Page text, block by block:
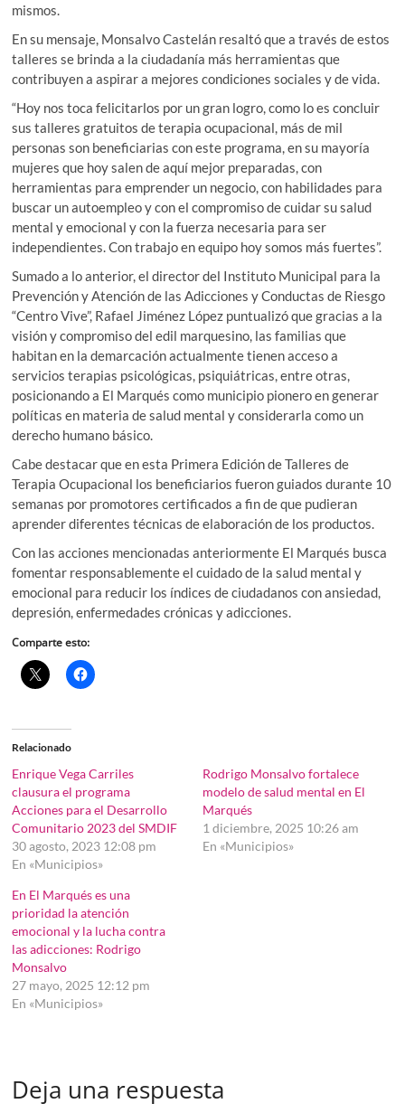
mismos.
En su mensaje, Monsalvo Castelán resaltó que a través de estos
talleres se brinda a la ciudadanía más herramientas que
contribuyen a aspirar a mejores condiciones sociales y de vida.
“Hoy nos toca felicitarlos por un gran logro, como lo es concluir
sus talleres gratuitos de terapia ocupacional, más de mil
personas son beneficiarias con este programa, en su mayoría
mujeres que hoy salen de aquí mejor preparadas, con
herramientas para emprender un negocio, con habilidades para
buscar un autoempleo y con el compromiso de cuidar su salud
mental y emocional y con la fuerza necesaria para ser
independientes. Con trabajo en equipo hoy somos más fuertes”.
Sumado a lo anterior, el director del Instituto Municipal para la
Prevención y Atención de las Adicciones y Conductas de Riesgo
“Centro Vive”, Rafael Jiménez López puntualizó que gracias a la
visión y compromiso del edil marquesino, las familias que
habitan en la demarcación actualmente tienen acceso a
servicios terapias psicológicas, psiquiátricas, entre otras,
posicionando a El Marqués como municipio pionero en generar
políticas en materia de salud mental y considerarla como un
derecho humano básico.
Cabe destacar que en esta Primera Edición de Talleres de
Terapia Ocupacional los beneficiarios fueron guiados durante 10
semanas por promotores certificados a fin de que pudieran
aprender diferentes técnicas de elaboración de los productos.
Con las acciones mencionadas anteriormente El Marqués busca
fomentar responsablemente el cuidado de la salud mental y
emocional para reducir los índices de ciudadanos con ansiedad,
depresión, enfermedades crónicas y adicciones.
Comparte esto:
Relacionado
Enrique Vega Carriles
clausura el programa
Acciones para el Desarrollo
Comunitario 2023 del SMDIF
30 agosto, 2023 12:08 pm
En «Municipios»
Rodrigo Monsalvo fortalece
modelo de salud mental en El
Marqués
1 diciembre, 2025 10:26 am
En «Municipios»
En El Marqués es una
prioridad la atención
emocional y la lucha contra
las adicciones: Rodrigo
Monsalvo
27 mayo, 2025 12:12 pm
En «Municipios»
Deja una respuesta